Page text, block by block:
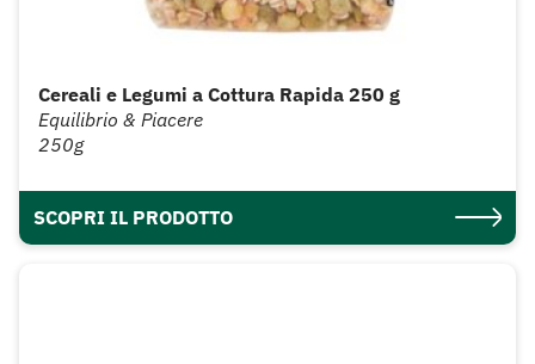
Cereali e Legumi a Cottura Rapida 250 g
Equilibrio & Piacere
250g
SCOPRI IL PRODOTTO